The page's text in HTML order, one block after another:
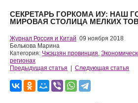
СЕКРЕТАРЬ ГОРКОМА ИУ: НАШ
МИРОВАЯ СТОЛИЦА МЕЛКИХ
Журнал Россия и Китай 09 ноября 2018
Белькова Марина
Категория: Чжэцзян провинция,
регионах
Предыдущая статья
Следующая статья